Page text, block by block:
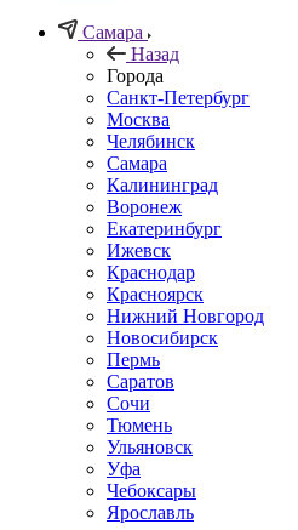
Самара
Назад
Города
Санкт-Петербург
Москва
Челябинск
Самара
Калининград
Воронеж
Екатеринбург
Ижевск
Краснодар
Красноярск
Нижний Новгород
Новосибирск
Пермь
Саратов
Сочи
Тюмень
Ульяновск
Уфа
Чебоксары
Ярославль